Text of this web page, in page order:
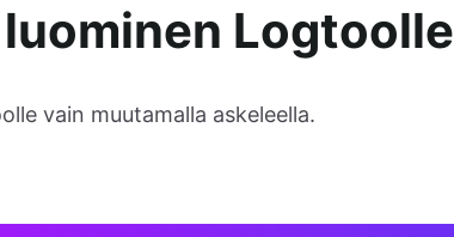
Logtoolle
vain muutamalla askeleella.